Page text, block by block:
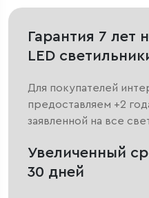
Гарантия 7 лет
LED
Для покупателей
предоставляем +2
заявленной на все
Увеличенный
30 дней